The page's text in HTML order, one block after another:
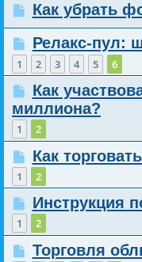
Как убрать
Релакс-пул:
1 2 3 4 5 6
Как
миллиона?
1 2
Как
1 2
Инструкция
1 2
Торговля